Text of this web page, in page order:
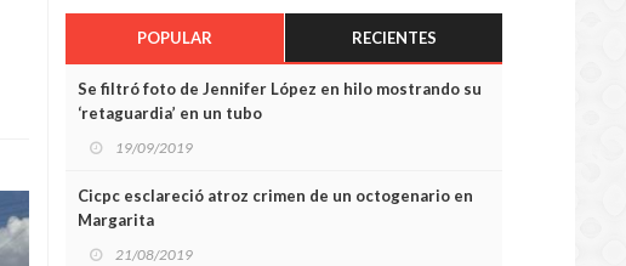
POPULAR RECIENTES
Se filtró foto de Jennifer López en hilo mostrando su
‘retaguardia’ en un tubo
19/09/2019
Cicpc esclareció atroz crimen de un octogenario en
Margarita
21/08/2019